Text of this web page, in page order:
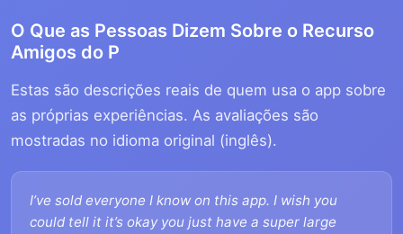
O Que as Pessoas Dizem Sobre o Recurso
Amigos do P
Estas são descrições reais de quem usa o app sobre
as próprias experiências. As avaliações são
mostradas no idioma original (inglês).
I’ve sold everyone I know on this app. I wish you
could tell it it’s okay you just have a super large